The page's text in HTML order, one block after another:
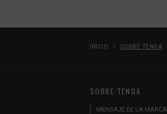
INICIO SOBRE TENGA
SOBRE TENGA
MENSAJE DE LA MARCA